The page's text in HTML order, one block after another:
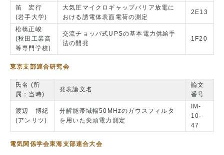
笛 宏行
(岩手大学)
大気圧マイクロギャップバリア放電に
おける誘電体表面電荷の測定
2E13
松橋正峻
(秋田工業高
等専門学校)
交流チョッパ式UPSの基本電力供給手
法の開発
1F20
東京支部連合研究会
氏名 (所
属：当時)
発表論文名
論文
番号
渡辺 博紀
(アンリツ)
分解能帯域幅50MHzのガウスフィルタ
を用いた尖頭電力測定
IM-
10-
47
電気関係学会東海支部連合大会